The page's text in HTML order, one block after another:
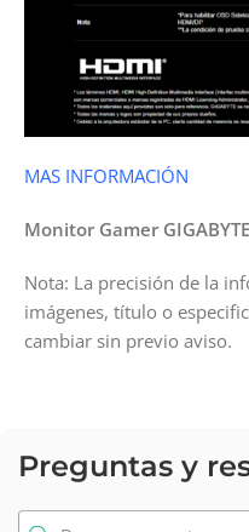
MAS INFORMACIÓN
Monitor Gamer
Nota: La precisión de la
imágenes, título o
cambiar sin previo aviso.
Preguntas y